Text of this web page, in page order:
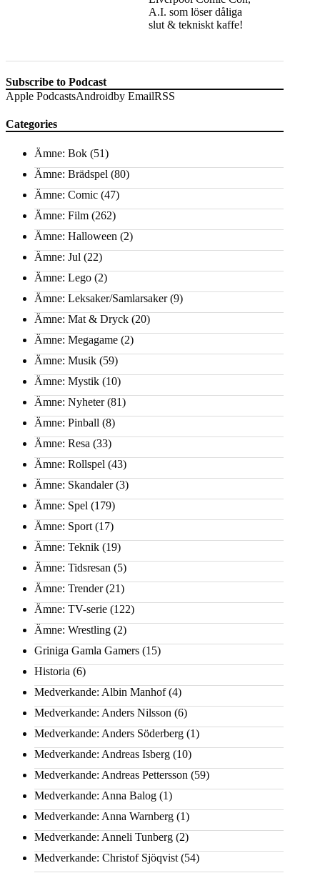
A.I. som löser dåliga
slut & tekniskt kaffe!
Subscribe to Podcast
Apple PodcastsAndroidby EmailRSS
Categories
Ämne: Bok (51)
Ämne: Brädspel (80)
Ämne: Comic (47)
Ämne: Film (262)
Ämne: Halloween (2)
Ämne: Jul (22)
Ämne: Lego (2)
Ämne: Leksaker/Samlarsaker(9)
Ämne: Mat & Dryck (20)
Ämne: Megagame (2)
Ämne: Musik (59)
Ämne: Mystik (10)
Ämne: Nyheter(81)
Ämne: Pinball (8)
Ämne: Resa (33)
Ämne: Rollspel (43)
Ämne: Skandaler(3)
Ämne: Spel (179)
Ämne: Sport (17)
Ämne: Teknik (19)
Ämne: Tidsresan (5)
Ämne: Trender(21)
Ämne: TV-serie (122)
Ämne: Wrestling (2)
Griniga Gamla Gamers (15)
Historia (6)
Medverkande: Albin Manhof(4)
Medverkande: Anders Nilsson (6)
Medverkande: Anders Söderberg (1)
Medverkande: Andreas Isberg (10)
Medverkande: Andreas Pettersson (59)
Medverkande: Anna Balog (1)
Medverkande: Anna Warnberg (1)
Medverkande: Anneli Tunberg (2)
Medverkande: Christof Sjöqvist (54)